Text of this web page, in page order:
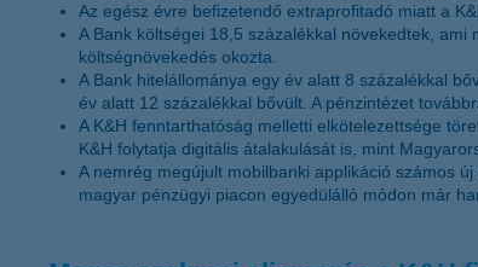
Az egész évre befizetendő extraprofitadó miatt a
A Bank költségei 18,5 százalékkal növekedtek,
költségnövekedés okozta.
A Bank hitelállománya egy év alatt 8 százalékkal
év alatt 12 százalékkal bővült. A pénzintézet
A K&H fenntarthatóság melletti elkötelezettsége
K&H folytatja digitális átalakulását is, mint
A nemrég megújult mobilbanki applikáció számos
magyar pénzügyi piacon egyedülálló módon már